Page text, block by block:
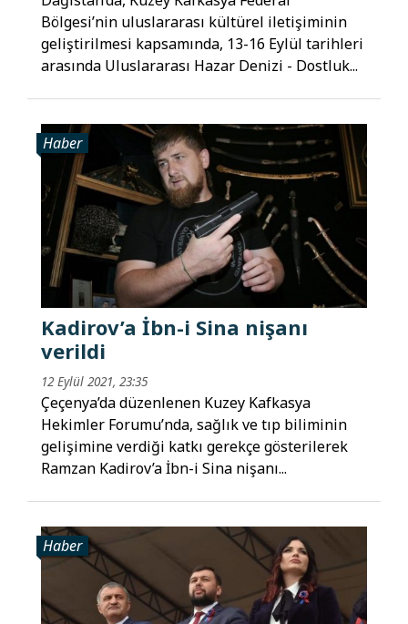
Bölgesi’nin uluslararası kültürel iletişiminin
geliştirilmesi kapsamında, 13-16 Eylül tarihleri
arasında Uluslararası Hazar Denizi - Dostluk...
Haber
Kadirov’a İbn-i Sina nişanı
verildi
12 Eylül 2021, 23:35
Çeçenya’da düzenlenen Kuzey Kafkasya
Hekimler Forumu’nda, sağlık ve tıp biliminin
gelişimine verdiği katkı gerekçe gösterilerek
Ramzan Kadirov’a İbn-i Sina nişanı...
Haber